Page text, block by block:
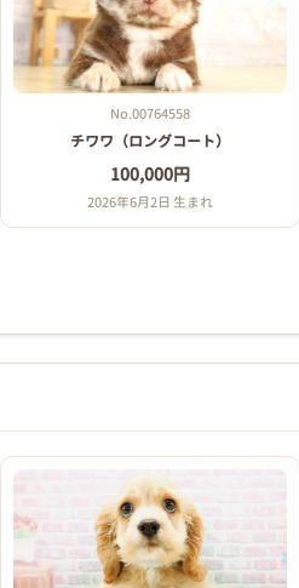
No.00764558
チワワ（ロングコート）
100,000円
2026年6月2日 生まれ